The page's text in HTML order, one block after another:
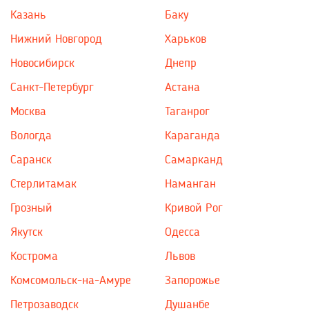
Казань
Нижний Новгород
Новосибирск
Санкт-Петербург
Москва
Баку
Харьков
Днепр
Астана
Таганрог
Вологда
Саранск
Стерлитамак
Грозный
Якутск
Кострома
Комсомольск-на-Амуре
Петрозаводск
Караганда
Самарканд
Наманган
Кривой Рог
Одесса
Львов
Запорожье
Душанбе